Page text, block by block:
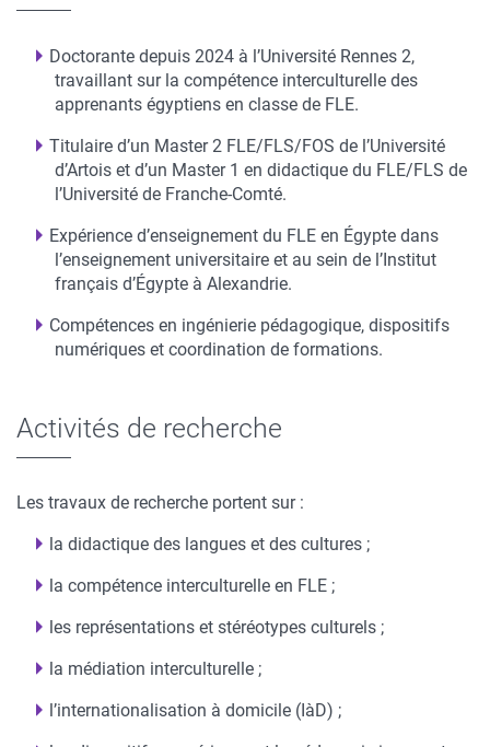
Doctorante depuis 2024 à l’Université Rennes 2,
travaillant sur la compétence interculturelle des
apprenants égyptiens en classe de FLE.
Titulaire d’un Master 2 FLE/FLS/FOS de l’Université
d’Artois et d’un Master 1 en didactique du FLE/FLS de
l’Université de Franche-Comté.
Expérience d’enseignement du FLE en Égypte dans
l’enseignement universitaire et au sein de l’Institut
français d’Égypte à Alexandrie.
Compétences en ingénierie pédagogique, dispositifs
numériques et coordination de formations.
Activités de recherche
Les travaux de recherche portent sur :
la didactique des langues et des cultures ;
la compétence interculturelle en FLE ;
les représentations et stéréotypes culturels ;
la médiation interculturelle ;
l’internationalisation à domicile (IàD) ;